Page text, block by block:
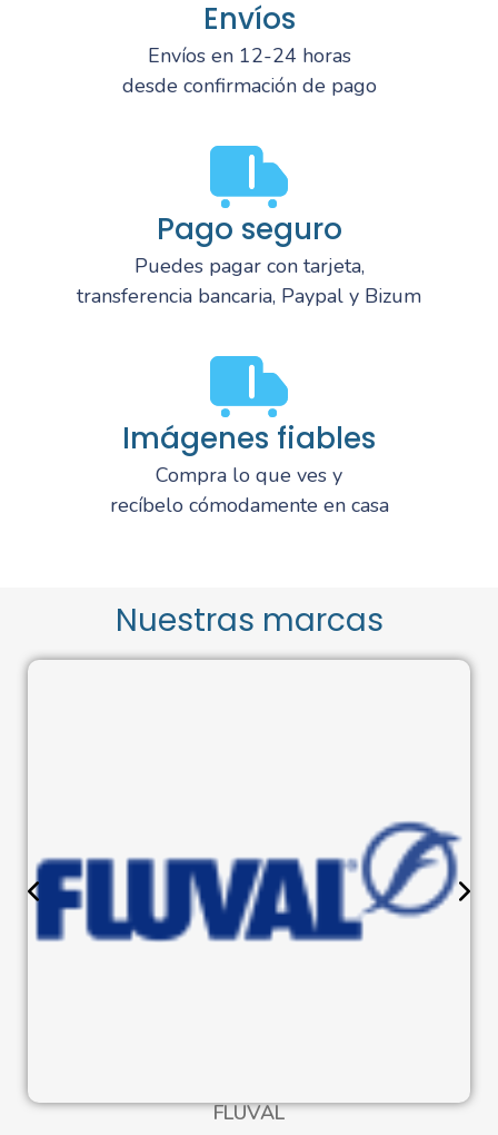
Envíos
Envíos en 12-24 horas
desde confirmación de pago
Pago seguro
Puedes pagar con tarjeta,
transferencia bancaria, Paypal y Bizum
Imágenes fiables
Compra lo que ves y
recíbelo cómodamente en casa
Nuestras marcas
FLUVAL